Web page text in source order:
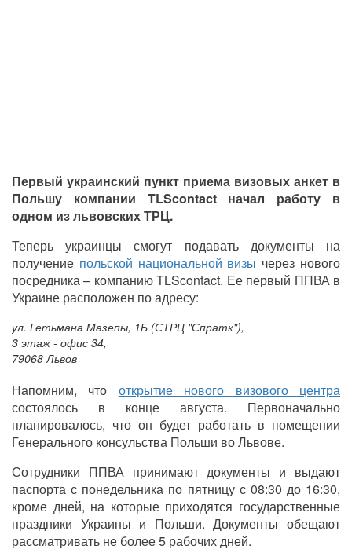
Первый украинский пункт приема визовых анкет в
Польшу компании TLScontact начал работу в
одном из львовских ТРЦ.
Теперь украинцы смогут подавать документы на
получение польской национальной визы через нового
посредника – компанию TLScontact. Ее первый ППВА в
Украине расположен по адресу:
ул. Гетьмана Мазепы, 1Б (СТРЦ "Спратк"),
3 этаж - офис 34,
79068 Львов
Напомним, что открытие нового визового центра
состоялось в конце августа. Первоначально
планировалось, что он будет работать в помещении
Генерального консульства Польши во Львове.
Сотрудники ППВА принимают документы и выдают
паспорта с понедельника по пятницу с 08:30 до 16:30,
кроме дней, на которые приходятся государственные
праздники Украины и Польши. Документы обещают
рассматривать не более 5 рабочих дней.